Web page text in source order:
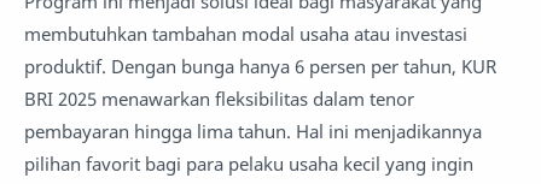
membutuhkan tambahan modal usaha atau investasi
produktif. Dengan bunga hanya 6 persen per tahun, KUR
BRI 2025 menawarkan fleksibilitas dalam tenor
pembayaran hingga lima tahun. Hal ini menjadikannya
pilihan favorit bagi para pelaku usaha kecil yang ingin